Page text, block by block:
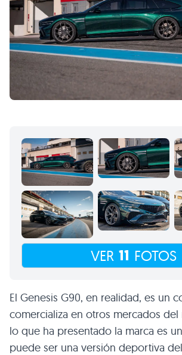
VER 11 FOTOS
El Genesis G90, en realidad, es un
comercializa en otros mercados
lo que ha presentado la marca es
puede ser una versión deportiva